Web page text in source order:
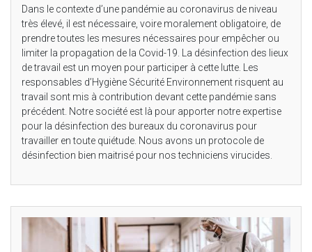
Dans le contexte d’une pandémie au coronavirus de niveau
très élevé, il est nécessaire, voire moralement obligatoire, de
prendre toutes les mesures nécessaires pour empêcher ou
limiter la propagation de la Covid-19. La désinfection des lieux
de travail est un moyen pour participer à cette lutte. Les
responsables d’Hygiène Sécurité Environnement risquent au
travail sont mis à contribution devant cette pandémie sans
précédent. Notre société est là pour apporter notre expertise
pour la désinfection des bureaux du coronavirus pour
travailler en toute quiétude. Nous avons un protocole de
désinfection bien maitrisé pour nos techniciens virucides.